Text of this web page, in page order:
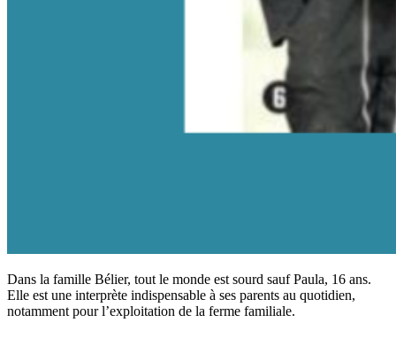
Dans la famille Bélier, tout le monde est sourd sauf Paula, 16 ans.
Elle est une interprète indispensable à ses parents au quotidien,
notamment pour l’exploitation de la ferme familiale.